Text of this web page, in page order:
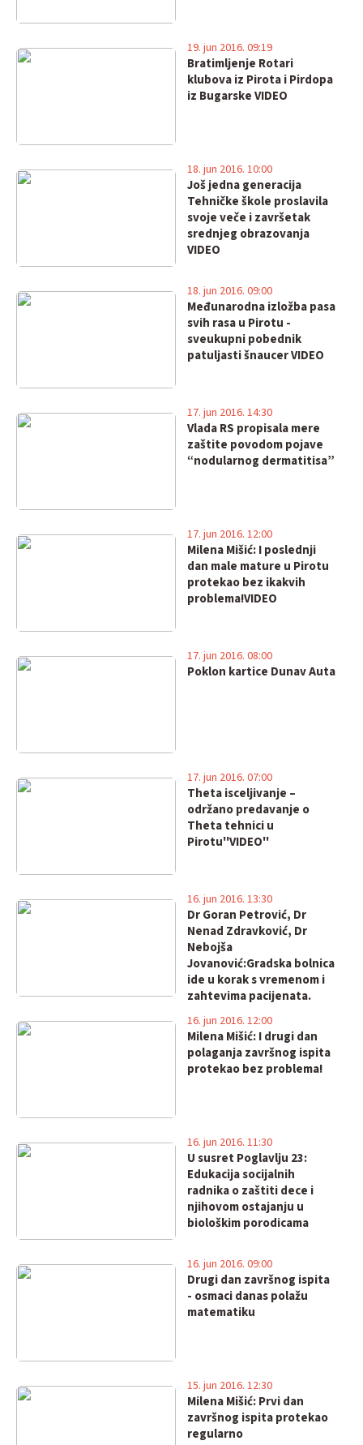
Bratimljenje Rotari
klubova iz Pirota i Pirdopa
iz Bugarske VIDEO
19. jun 2016. 09:19
Još jedna generacija
Tehničke škole proslavila
svoje veče i završetak
srednjeg obrazovanja
VIDEO
18. jun 2016. 10:00
Međunarodna izložba pasa
svih rasa u Pirotu -
sveukupni pobednik
patuljasti šnaucer VIDEO
18. jun 2016. 09:00
Vlada RS propisala mere
zaštite povodom pojave
“nodularnog dermatitisa”
17. jun 2016. 14:30
Milena Mišić: I poslednji
dan male mature u Pirotu
protekao bez ikakvih
problema!VIDEO
17. jun 2016. 12:00
Poklon kartice Dunav Auta
17. jun 2016. 08:00
Theta isceljivanje –
održano predavanje o
Theta tehnici u
Pirotu''VIDEO''
17. jun 2016. 07:00
Dr Goran Petrović, Dr
Nenad Zdravković, Dr
Nebojša
Jovanović:Gradska bolnica
ide u korak s vremenom i
zahtevima pacijenata.
Naši rezultati su vidljivi,
imaju podršku pacijenata i
stručne javnosti u Srbiji!
16. jun 2016. 13:30
Milena Mišić: I drugi dan
polaganja završnog ispita
protekao bez problema!
16. jun 2016. 12:00
U susret Poglavlju 23:
Edukacija socijalnih
radnika o zaštiti dece i
njihovom ostajanju u
biološkim porodicama
16. jun 2016. 11:30
Drugi dan završnog ispita
- osmaci danas polažu
matematiku
16. jun 2016. 09:00
Milena Mišić: Prvi dan
završnog ispita protekao
regularno
15. jun 2016. 12:30